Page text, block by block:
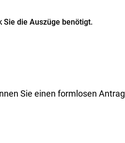
Sie die Auszüge benötigt.
Sie einen formlosen Antrag